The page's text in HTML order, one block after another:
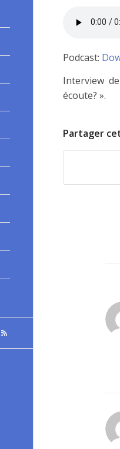
Podcast:
Interview
écoute? ».
Partager
:
: